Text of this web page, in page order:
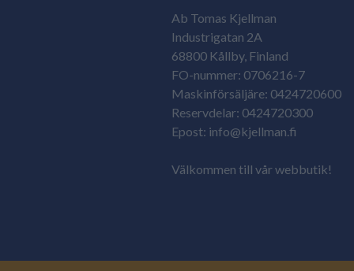
Ab Tomas Kjellman
Industrigatan 2A
68800 Kållby, Finland
FO-nummer: 0706216-7
Maskinförsäljäre: 0424720600
Reservdelar: 0424720300
Epost: info@kjellman.fi
Välkommen till vår webbutik!